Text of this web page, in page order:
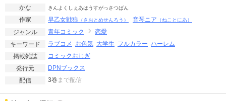
かな
きんよくしぇあはうすがっさつばん
作家 早乙女戦狼 （さおとめせんろう） 音琴ニア （ねことにあ）
ジャンル 青年コミック
恋愛
キーワード
ラブコメ お色気 大学生 フルカラー ハーレム
掲載雑誌
コミックおじぎ
発行元
DPNブックス
配信
3巻 まで配信